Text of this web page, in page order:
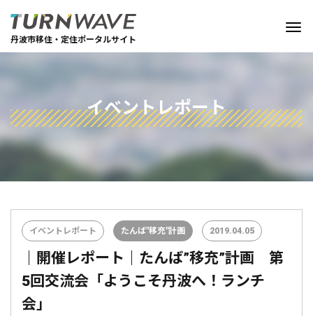
丹波市移住・定住ポータルサイト
イベントレポート
イベントレポート たんば"移充"計画 2019.04.05
｜開催レポート｜たんば”移充”計画 第
5回交流会「ようこそ丹波へ！ランチ
会」